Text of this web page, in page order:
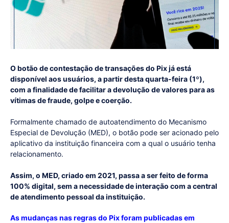
O botão de contestação de transações do Pix já está
disponível aos usuários, a partir desta quarta-feira (1º),
com a finalidade de facilitar a devolução de valores para as
vítimas de fraude, golpe e coerção.
Formalmente chamado de autoatendimento do Mecanismo
Especial de Devolução (MED), o botão pode ser acionado pelo
aplicativo da instituição financeira com a qual o usuário tenha
relacionamento.
Assim, o MED, criado em 2021, passa a ser feito de forma
100% digital, sem a necessidade de interação com a central
de atendimento pessoal da instituição.
As mudanças nas regras do Pix foram publicadas em